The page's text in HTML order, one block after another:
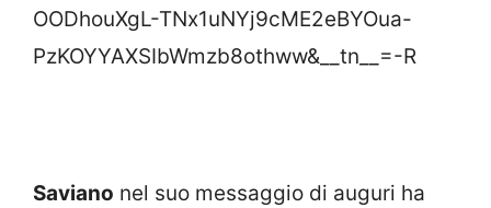
OODhouXgL-TNx1uNYj9cME2eBYOua-
PzKOYYAXSIbWmzb8othww&__tn__=-R
Saviano nel suo messaggio di auguri ha